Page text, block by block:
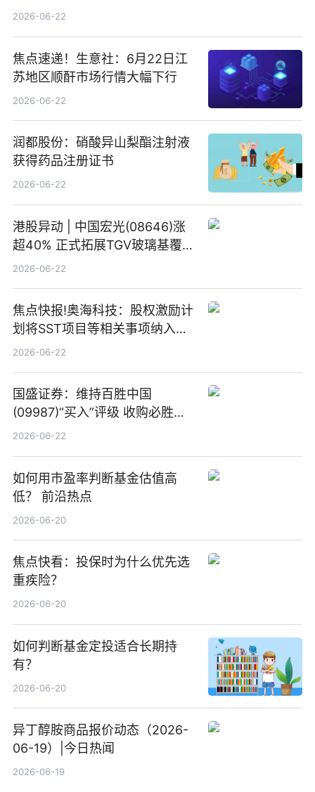
2026-06-22
焦点速递！生意社：6月22日江
苏地区顺酐市场行情大幅下行
2026-06-22
润都股份：硝酸异山梨酯注射液
获得药品注册证书
2026-06-22
港股异动 | 中国宏光(08646)涨
超40% 正式拓展TGV玻璃基覆铜
板新材料业务
2026-06-22
焦点快报!奥海科技：股权激励计
划将SST项目等相关事项纳入专
项业务发展考核指标
2026-06-22
国盛证券：维持百胜中国
(09987)“买入”评级 收购必胜客
中国增厚利润加速成长 信息
2026-06-22
如何用市盈率判断基金估值高
低？ 前沿热点
2026-06-20
焦点快看：投保时为什么优先选
重疾险？
2026-06-20
如何判断基金定投适合长期持
有？
2026-06-20
异丁醇胺商品报价动态（2026-
06-19）|今日热闻
2026-06-19